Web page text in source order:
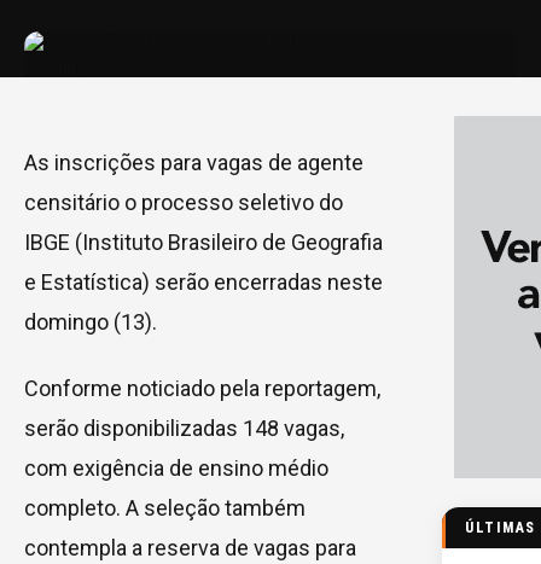
As inscrições para vagas de agente
censitário o processo seletivo do
IBGE (Instituto Brasileiro de Geografia
e Estatística) serão encerradas neste
domingo (13).
Conforme noticiado pela reportagem,
serão disponibilizadas 148 vagas,
com exigência de ensino médio
completo. A seleção também
contempla a reserva de vagas para